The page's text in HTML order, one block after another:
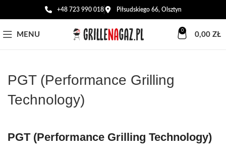
+48 723 990 018 Piłsudskiego 66, Olsztyn
MENU 0 0,00 ZŁ
PGT (Performance Grilling
Technology)
PGT (Performance Grilling Technology)